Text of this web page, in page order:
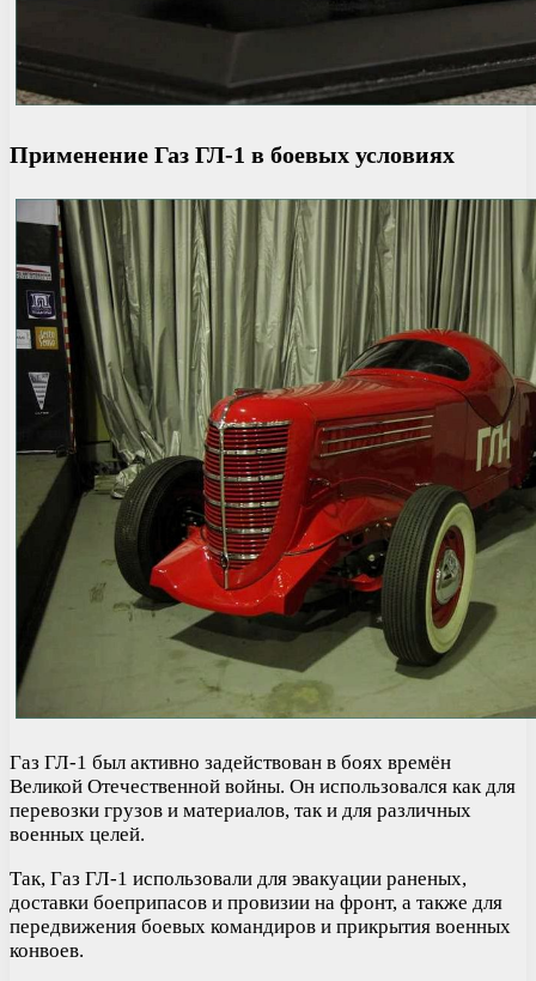
Применение Газ ГЛ-1 в боевых условиях
Газ ГЛ-1 был активно задействован в боях времён
Великой Отечественной войны. Он использовался как для
перевозки грузов и материалов, так и для различных
военных целей.
Так, Газ ГЛ-1 использовали для эвакуации раненых,
доставки боеприпасов и провизии на фронт, а также для
передвижения боевых командиров и прикрытия военных
конвоев.